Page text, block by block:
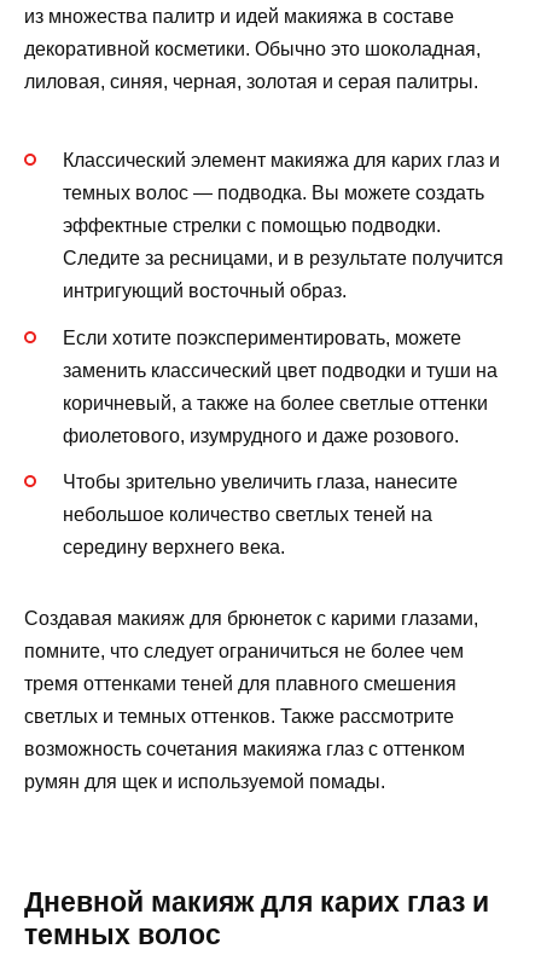
из множества палитр и идей макияжа в составе
декоративной косметики. Обычно это шоколадная,
лиловая, синяя, черная, золотая и серая палитры.
Классический элемент макияжа для карих глаз и
темных волос — подводка. Вы можете создать
эффектные стрелки с помощью подводки.
Следите за ресницами, и в результате получится
интригующий восточный образ.
Если хотите поэкспериментировать, можете
заменить классический цвет подводки и туши на
коричневый, а также на более светлые оттенки
фиолетового, изумрудного и даже розового.
Чтобы зрительно увеличить глаза, нанесите
небольшое количество светлых теней на
середину верхнего века.
Создавая макияж для брюнеток с карими глазами,
помните, что следует ограничиться не более чем
тремя оттенками теней для плавного смешения
светлых и темных оттенков. Также рассмотрите
возможность сочетания макияжа глаз с оттенком
румян для щек и используемой помады.
Дневной макияж для карих глаз и
темных волос